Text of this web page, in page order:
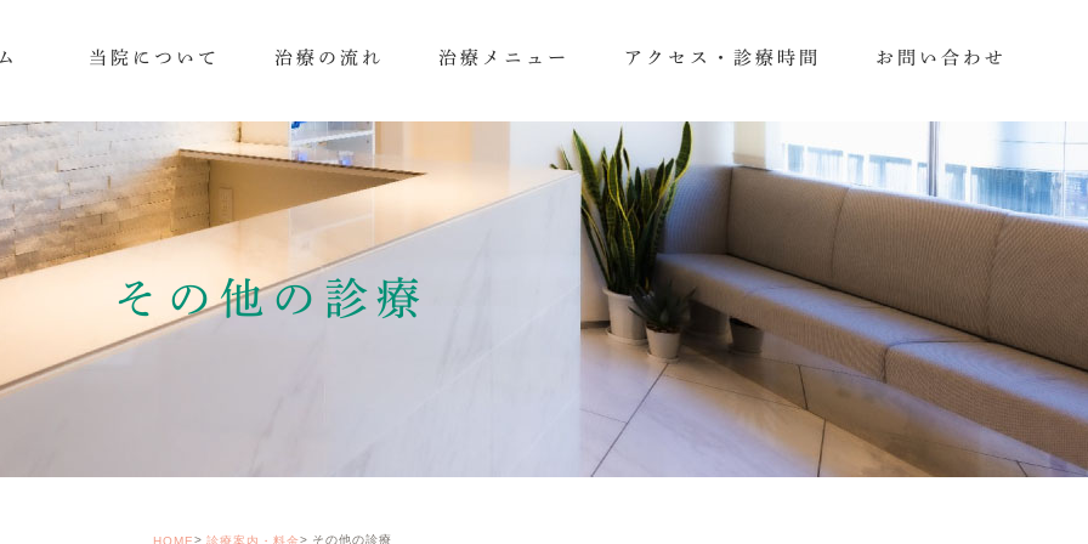
当院について 治療の流れ 治療メニュー アクセス・診療時間 お問い合わせ
その他の診療
HOME 診療案内・料金 その他の診療